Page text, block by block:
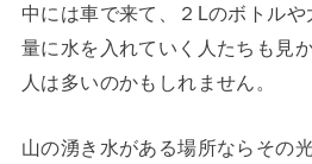
中には車で来て、２Lのボトル
量に水を入れていく人たちも見
人は多いのかもしれません。
山の湧き水がある場所ならその